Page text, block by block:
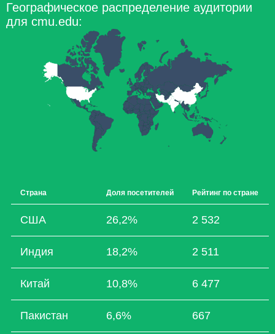
Географическое распределение аудитории
для cmu.edu:
Страна Доля посетителей Рейтинг по стране
США 26,2% 2 532
Индия 18,2% 2 511
Китай 10,8% 6 477
Пакистан 6,6% 667